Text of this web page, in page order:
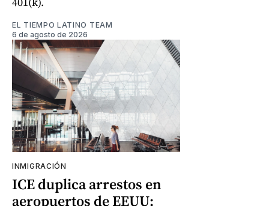
EL TIEMPO LATINO TEAM
6 de agosto de 2026
INMIGRACIÓN
ICE duplica arrestos en
aeropuertos de EEUU: